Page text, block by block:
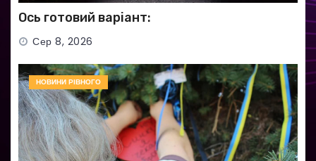
Ось готовий варіант:
Сер 8, 2026
НОВИНИ РІВНОГО